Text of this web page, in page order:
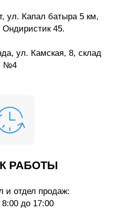
ул. Капал батыра 5 км,
Ондиристик 45.
ул. Камская, 8, склад
№4
РАБОТЫ
и отдел продаж:
до 17:00